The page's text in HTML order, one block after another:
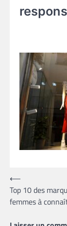
Navigation
de
l’article
⟵
Top 10 des
femmes à